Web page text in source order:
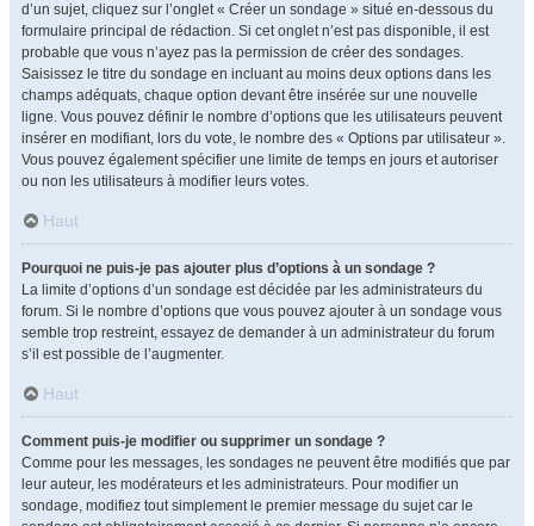
d’un sujet, cliquez sur l’onglet « Créer un sondage » situé en-dessous du
formulaire principal de rédaction. Si cet onglet n’est pas disponible, il est
probable que vous n’ayez pas la permission de créer des sondages.
Saisissez le titre du sondage en incluant au moins deux options dans les
champs adéquats, chaque option devant être insérée sur une nouvelle
ligne. Vous pouvez définir le nombre d’options que les utilisateurs peuvent
insérer en modifiant, lors du vote, le nombre des « Options par utilisateur ».
Vous pouvez également spécifier une limite de temps en jours et autoriser
ou non les utilisateurs à modifier leurs votes.
Haut
Pourquoi ne puis-je pas ajouter plus d’options à un sondage ?
La limite d’options d’un sondage est décidée par les administrateurs du
forum. Si le nombre d’options que vous pouvez ajouter à un sondage vous
semble trop restreint, essayez de demander à un administrateur du forum
s’il est possible de l’augmenter.
Haut
Comment puis-je modifier ou supprimer un sondage ?
Comme pour les messages, les sondages ne peuvent être modifiés que par
leur auteur, les modérateurs et les administrateurs. Pour modifier un
sondage, modifiez tout simplement le premier message du sujet car le